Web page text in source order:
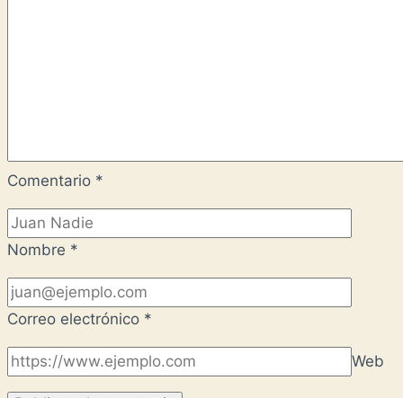
Comentario *
Nombre *
Correo electrónico *
Web